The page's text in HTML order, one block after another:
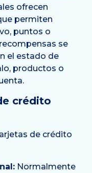
ofrecen
permiten
puntos o
se
el estado de
productos o
crédito
de crédito
Normalmente